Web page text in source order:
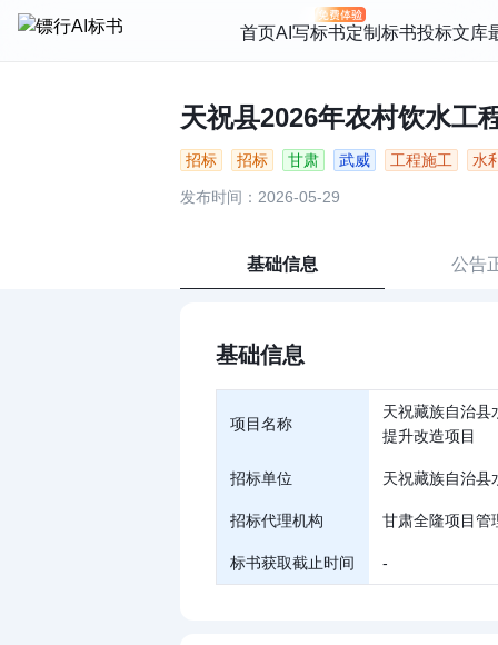
首页AI写标书定制标书投标文库
天祝县2026年农村饮水工
招标 招标 甘肃 武威 工程施工 水
发布时间：2026-05-29
基础信息 公告
基础信息
项目名称
天祝藏族自治县
提升改造项目
招标单位 天祝藏族自治县
招标代理机构 甘肃全隆项目管
标书获取截止时间 -